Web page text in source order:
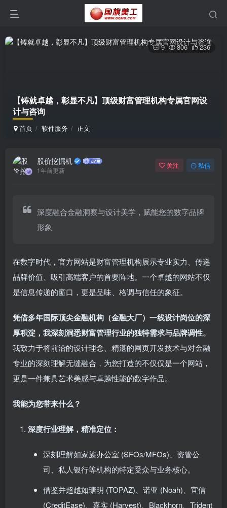
【铸就卓越，彰显不凡】顶级财富管理机构专属官网设
计与咨询
首页 软件服务 正文
9 806 236
股价挖掘机
1年前更新
关注 私信
深度融合金融洞察与设计美学，赋能您的数字品牌
形象
在数字时代，官方网站是财富管理机构展示专业实力、传递
品牌价值、吸引高端客户的首要阵地。一个卓越的网站不仅
是信息传递的窗口，更是品味、格调与信任的象征。
凭借多年国际顶尖金融机构（金融大厂）一线设计岗位的深
厚积淀，我深刻洞悉财富管理行业的独特需求与品牌调性。
我致力于将前沿的设计理念、精湛的网页开发技术与对金融
专业的深刻理解无缝融合，为您打造的不仅仅是一个网站，
更是一件兼具艺术美感与卓越性能的数字作品。
我能为您带来什么？
深度行业理解，精准定位：
深刻理解如家族办公室 (SFOs/MFOs)、资管公
司、私人银行等机构的特定受众与业务核心。
借鉴并超越如瑭明 (TOPAZ)、诺亚 (Noah)、宜信
(CreditEase)、嘉实 (Harvest)、Blackhorn、Trident